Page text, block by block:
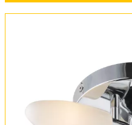
Все о товаре
Вся коллекция
Оплата и доставка